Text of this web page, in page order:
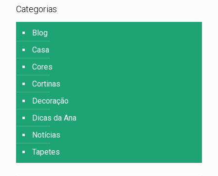
Categorias
Blog
Casa
Cores
Cortinas
Decoração
Dicas da Ana
Notícias
Tapetes